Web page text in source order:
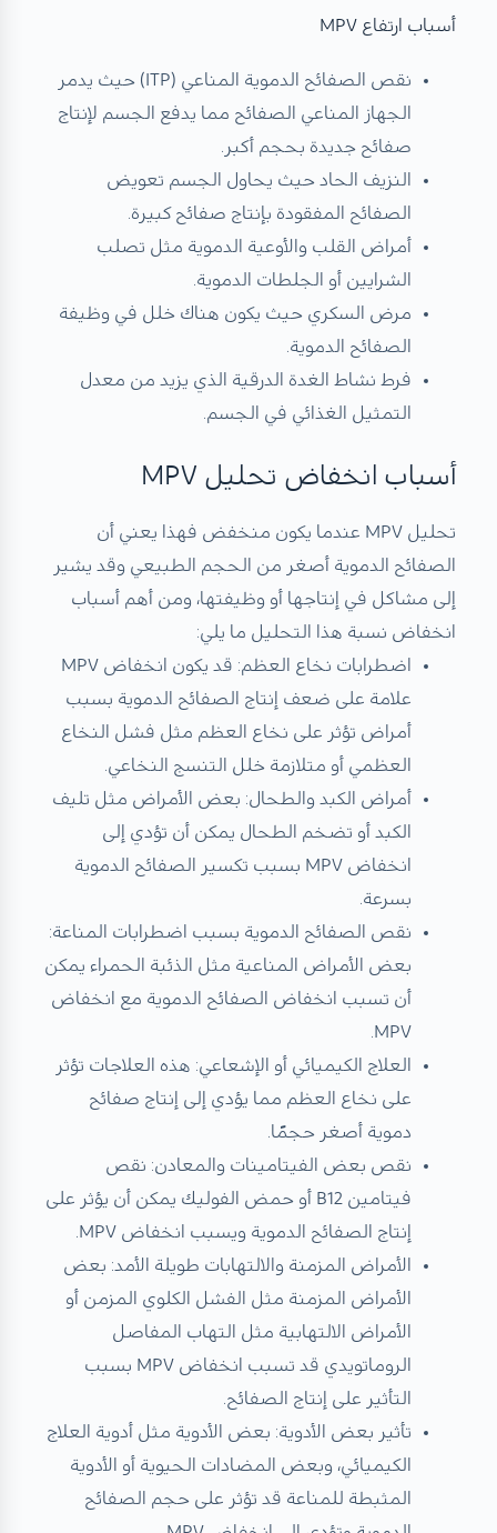
أسباب ارتفاع MPV
نقص الصفائح الدموية المناعي (ITP) حيث يدمر
الجهاز المناعي الصفائح مما يدفع الجسم لإنتاج
صفائح جديدة بحجم أكبر.
النزيف الحاد حيث يحاول الجسم تعويض
الصفائح المفقودة بإنتاج صفائح كبيرة.
أمراض القلب والأوعية الدموية مثل تصلب
الشرايين أو الجلطات الدموية.
مرض السكري حيث يكون هناك خلل في وظيفة
الصفائح الدموية.
فرط نشاط الغدة الدرقية الذي يزيد من معدل
التمثيل الغذائي في الجسم.
أسباب انخفاض تحليل MPV
تحليل MPV عندما يكون منخفض فهذا يعني أن
الصفائح الدموية أصغر من الحجم الطبيعي وقد يشير
إلى مشاكل في إنتاجها أو وظيفتها، ومن أهم أسباب
انخفاض نسبة هذا التحليل ما يلي:
اضطرابات نخاع العظم: قد يكون انخفاض MPV
علامة على ضعف إنتاج الصفائح الدموية بسبب
أمراض تؤثر على نخاع العظم مثل فشل النخاع
العظمي أو متلازمة خلل التنسج النخاعي.
أمراض الكبد والطحال: بعض الأمراض مثل تليف
الكبد أو تضخم الطحال يمكن أن تؤدي إلى
انخفاض MPV بسبب تكسير الصفائح الدموية
بسرعة.
نقص الصفائح الدموية بسبب اضطرابات المناعة:
بعض الأمراض المناعية مثل الذئبة الحمراء يمكن
أن تسبب انخفاض الصفائح الدموية مع انخفاض
MPV.
العلاج الكيميائي أو الإشعاعي: هذه العلاجات تؤثر
على نخاع العظم مما يؤدي إلى إنتاج صفائح
دموية أصغر حجمًا.
نقص بعض الفيتامينات والمعادن: نقص
فيتامين B12 أو حمض الفوليك يمكن أن يؤثر على
إنتاج الصفائح الدموية ويسبب انخفاض MPV.
الأمراض المزمنة والالتهابات طويلة الأمد: بعض
الأمراض المزمنة مثل الفشل الكلوي المزمن أو
الأمراض الالتهابية مثل التهاب المفاصل
الروماتويدي قد تسبب انخفاض MPV بسبب
التأثير على إنتاج الصفائح.
تأثير بعض الأدوية: بعض الأدوية مثل أدوية العلاج
الكيميائي، وبعض المضادات الحيوية أو الأدوية
المثبطة للمناعة قد تؤثر على حجم الصفائح